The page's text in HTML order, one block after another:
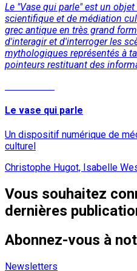
Le "Vase qui parle" est un
scientifique et de médiation
grec antique en très grand
d'interagir et d'interroger les
mythologiques représentés à
pointeurs restituant des
Le vase qui parle
Un dispositif numérique de
culturel
Christophe Hugot, Isabelle
Vous souhaitez
dernières
Abonnez-vous à
Newsletters